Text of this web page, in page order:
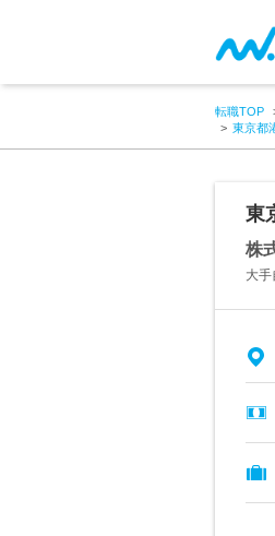
転職TOP
東京都
東
株
大手